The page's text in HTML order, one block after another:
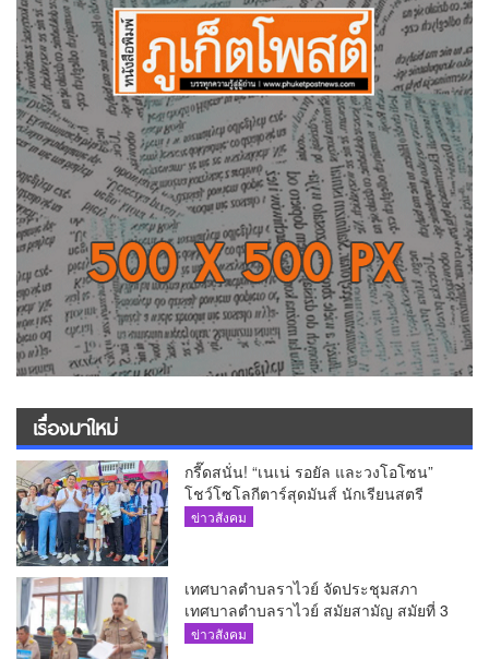
เรื่องมาใหม่
กรี๊ดสนั่น! “เนเน่ รอยัล และวงโอโซน”
โชว์โซโลกีตาร์สุดมันส์ นักเรียนสตรี
ภูเก็ตนั่งไม่ติด ทั้งเต้น-ร้อง
ข่าวสังคม
เทศบาลตำบลราไวย์ จัดประชุมสภา
เทศบาลตำบลราไวย์ สมัยสามัญ สมัยที่ 3
ประจำปี 2569
ข่าวสังคม